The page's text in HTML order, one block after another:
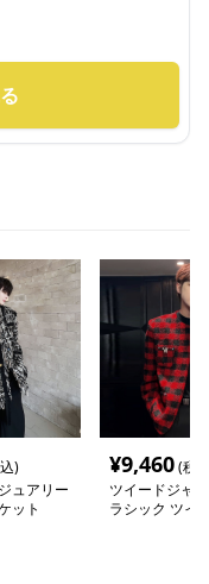
)
ュアリー
ット
¥9,460(税
ツイードジャ
ラシック ツイ